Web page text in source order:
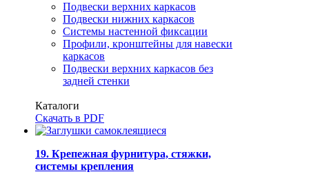
Подвески верхних каркасов
Подвески нижних каркасов
Системы настенной фиксации
Профили, кронштейны для навески
каркасов
Подвески верхних каркасов без
задней стенки
Каталоги
Скачать в PDF
19. Крепежная фурнитура, стяжки,
системы крепления